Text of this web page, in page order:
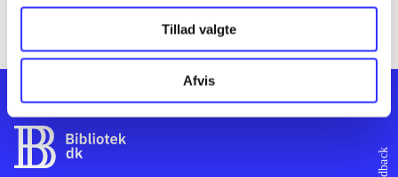
Tillad valgte
Afvis